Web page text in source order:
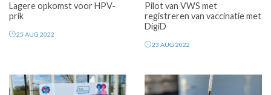
Lagere opkomst voor HPV-
prik
25 AUG 2022
Pilot van VWS met
registreren van vaccinatie met
DigiD
23 AUG 2022